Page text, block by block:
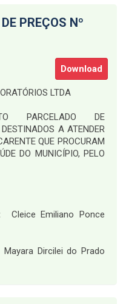
PREÇOS Nº
Download
LTDA
PARCELADO DE
A ATENDER
QUE PROCURAM
DO MUNICÍPIO, PELO
Cleice Emiliano Ponce
Mayara Dircilei do Prado